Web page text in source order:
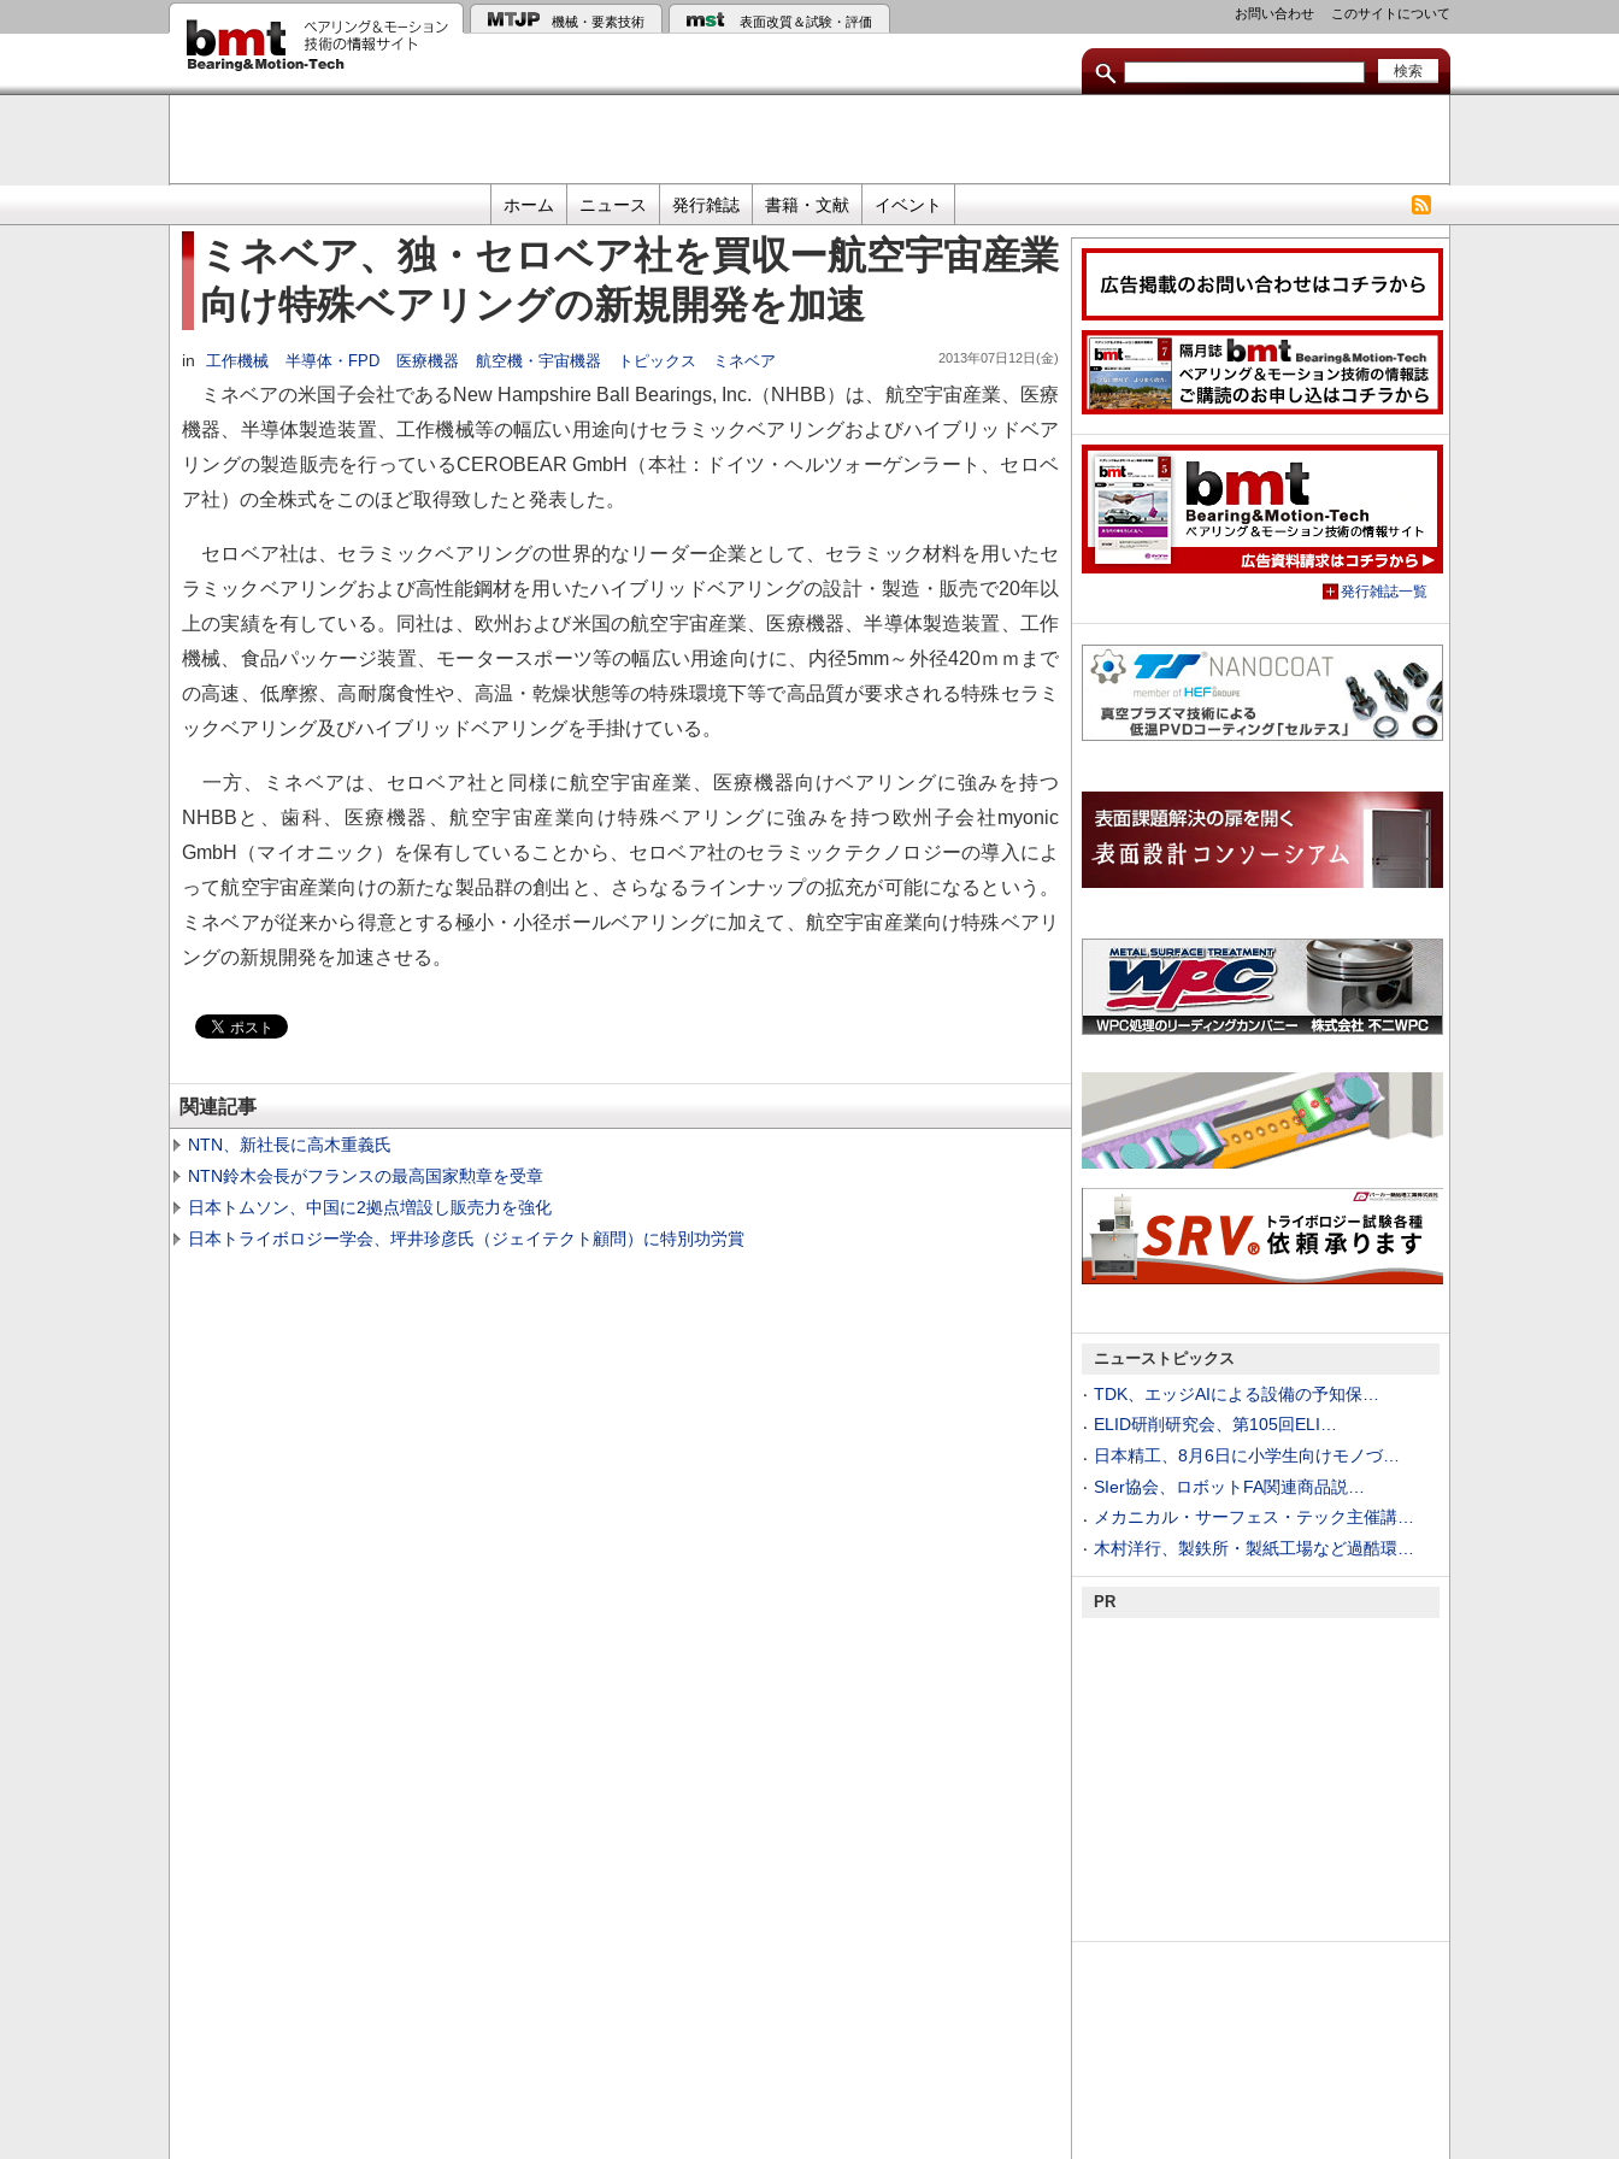
イ
ン
動
機械・要素技術 表面改質＆試験・評価
カ
ン
ン
ク
お問い合わせ このサイトについて
ラ
イ
リ
リ
ク
ホーム ニュース 発行雑誌 書籍・文献 イベント
ミネベア、独・セロベア社を買収ー航空宇宙産業
向け特殊ベアリングの新規開発を加速
2013年07日12日(金)
in 工作機械 半導体・FPD 医療機器 航空機・宇宙機器 トピックス ミネベア
ミネベアの米国子会社であるNew Hampshire Ball Bearings, Inc.（NHBB）は、航空宇宙産業、医療
機器、半導体製造装置、工作機械等の幅広い用途向けセラミックベアリングおよびハイブリッドベア
リングの製造販売を行っているCEROBEAR GmbH（本社：ドイツ・ヘルツォーゲンラート、セロベ
ア社）の全株式をこのほど取得致したと発表した。
セロベア社は、セラミックベアリングの世界的なリーダー企業として、セラミック材料を用いたセ
ラミックベアリングおよび高性能鋼材を用いたハイブリッドベアリングの設計・製造・販売で20年以
上の実績を有している。同社は、欧州および米国の航空宇宙産業、医療機器、半導体製造装置、工作
機械、食品パッケージ装置、モータースポーツ等の幅広い用途向けに、内径5mm～外径420ｍｍまで
の高速、低摩擦、高耐腐食性や、高温・乾燥状態等の特殊環境下等で高品質が要求される特殊セラミ
ックベアリング及びハイブリッドベアリングを手掛けている。
一方、ミネベアは、セロベア社と同様に航空宇宙産業、医療機器向けベアリングに強みを持つ
NHBBと、歯科、医療機器、航空宇宙産業向け特殊ベアリングに強みを持つ欧州子会社myonic
GmbH（マイオニック）を保有していることから、セロベア社のセラミックテクノロジーの導入によ
って航空宇宙産業向けの新たな製品群の創出と、さらなるラインナップの拡充が可能になるという。
ミネベアが従来から得意とする極小・小径ボールベアリングに加えて、航空宇宙産業向け特殊ベアリ
ングの新規開発を加速させる。
関連記事
NTN、新社長に高木重義氏
NTN鈴木会長がフランスの最高国家勲章を受章
日本トムソン、中国に2拠点増設し販売力を強化
日本トライボロジー学会、坪井珍彦氏（ジェイテクト顧問）に特別功労賞
発行雑誌一覧
ニューストピックス
TDK、エッジAIによる設備の予知保…
ELID研削研究会、第105回ELI…
日本精工、8月6日に小学生向けモノづ…
SIer協会、ロボットFA関連商品説…
メカニカル・サーフェス・テック主催講…
木村洋行、製鉄所・製紙工場など過酷環…
PR